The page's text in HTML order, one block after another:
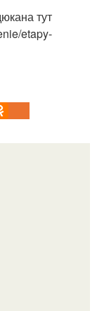
тут
etapy-